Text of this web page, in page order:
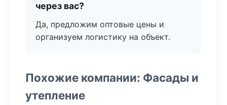
через вас?
Да, предложим оптовые цены и
организуем логистику на объект.
Похожие компании: Фасады и
утепление